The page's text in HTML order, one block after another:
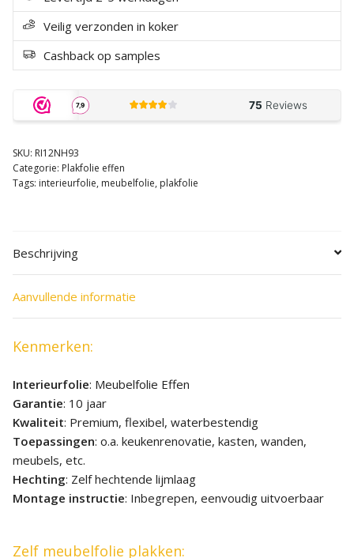
Veilig verzonden in koker
Cashback op samples
SKU: RI12NH93
Categorie: Plakfolie effen
Tags: interieurfolie, meubelfolie, plakfolie
Beschrijving
Aanvullende informatie
Kenmerken:
Interieurfolie: Meubelfolie Effen
Garantie: 10 jaar
Kwaliteit: Premium, flexibel, waterbestendig
Toepassingen: o.a. keukenrenovatie, kasten, wanden,
meubels, etc.
Hechting: Zelf hechtende lijmlaag
Montage instructie: Inbegrepen, eenvoudig uitvoerbaar
Zelf meubelfolie plakken: